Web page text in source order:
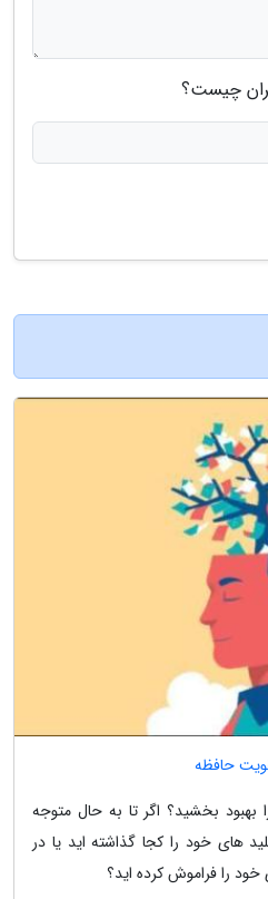
چیست؟
بهبود بخشید؟ اگر تا به حال متوجه
های خود را کجا گذاشته اید یا در
را فراموش کرده اید؟